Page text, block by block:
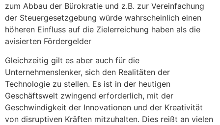
zum Abbau der Bürokratie und z.B. zur Vereinfachung
der Steuergesetzgebung würde wahrscheinlich einen
höheren Einfluss auf die Zielerreichung haben als die
avisierten Fördergelder
Gleichzeitig gilt es aber auch für die
Unternehmenslenker, sich den Realitäten der
Technologie zu stellen. Es ist in der heutigen
Geschäftswelt zwingend erforderlich, mit der
Geschwindigkeit der Innovationen und der Kreativität
von disruptiven Kräften mitzuhalten. Dies reißt an vielen